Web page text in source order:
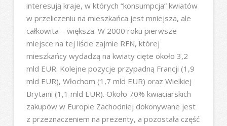
interesują kraje, w których “konsumpcja” kwiatów
w przeliczeniu na mieszkańca jest mniejsza, ale
całkowita – większa. W 2000 roku pierwsze
miejsce na tej liście zajmie RFN, której
mieszkańcy wydadzą na kwiaty cięte około 3,2
mld EUR. Kolejne pozycje przypadną Francji (1,9
mld EUR), Włochom (1,7 mld EUR) oraz Wielkiej
Brytanii (1,1 mld EUR). Około 70% kwiaciarskich
zakupów w Europie Zachodniej dokonywane jest
z przeznaczeniem na prezenty, a pozostała część